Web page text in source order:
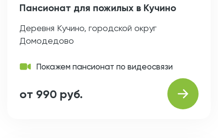
Пансионат для пожилых в Кучино
Деревня Кучино, городской округ
Домодедово
Покажем пансионат по видеосвязи
от 990 руб.